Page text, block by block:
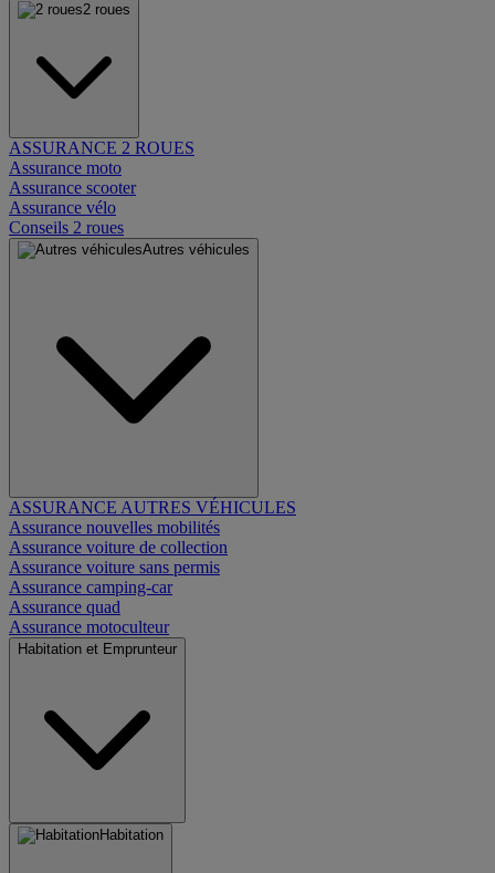
2 roues
ASSURANCE 2 ROUES
Assurance moto
Assurance scooter
Assurance vélo
Conseils 2 roues
Autres véhicules
ASSURANCE AUTRES VÉHICULES
Assurance nouvelles mobilités
Assurance voiture de collection
Assurance voiture sans permis
Assurance camping-car
Assurance quad
Assurance motoculteur
Habitation et Emprunteur
Habitation